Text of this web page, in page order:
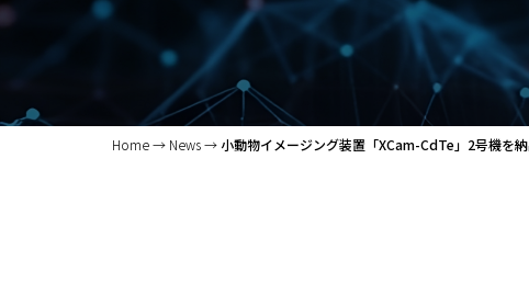
Home News 小動物イメージング装置「XCam-CdTe」2号機を